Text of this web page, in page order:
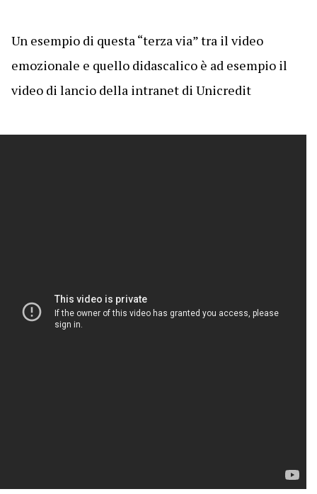
Un esempio di questa “terza via” tra il video
emozionale e quello didascalico è ad esempio il
video di lancio della intranet di Unicredit